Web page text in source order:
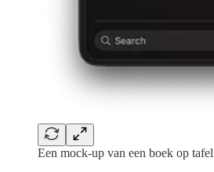
Een mock-up van een boek op